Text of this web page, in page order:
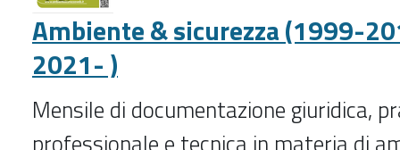
Ambiente & sicurezza (1999-
2021- )
Mensile di documentazione giuridica,